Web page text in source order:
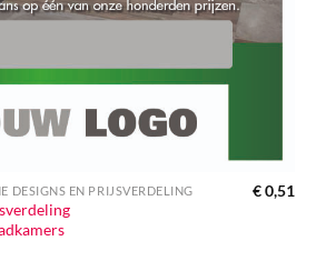
DESIGNS EN PRIJSVERDELING €0,51